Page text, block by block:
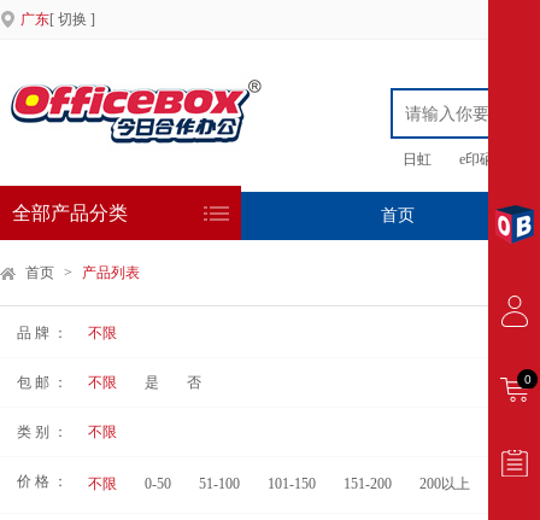
广东[ 切换 ]
日虹 e印硒鼓
全部产品分类 首页 专
首页 > 产品列表
品 牌 ： 不限
包 邮 ： 不限 是 否
类 别 ： 不限
价 格 ： 不限 0-50 51-100 101-150 151-200 200以上
0